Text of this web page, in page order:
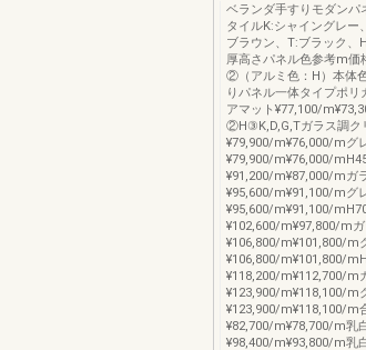
ベランダ手すりモダン
タイルK:シャイングレー
ブラウン、T:ブラック、
厚高さパネル色参考
②（アルミ色：H）本体
りパネル一体タイプポ
アマット¥77,100/
②H③K,D,G,Tガラス調ク
¥79,900/m¥76,000/mグ
¥79,900/m¥76,000/
¥91,200/m¥87,000/mガ
¥95,600/m¥91,100/mグ
¥95,600/m¥91,100/
¥102,600/m¥97,800/m
¥106,800/m¥101,800/m
¥106,800/m¥101,800/
¥118,200/m¥112,700/m
¥123,900/m¥118,100/m
¥123,900/m¥118,100/m
¥82,700/m¥78,700/m乳
¥98,400/m¥93,800/m乳